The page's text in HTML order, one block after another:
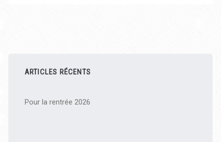
latérale
principale
ARTICLES RÉCENTS
Pour la rentrée 2026